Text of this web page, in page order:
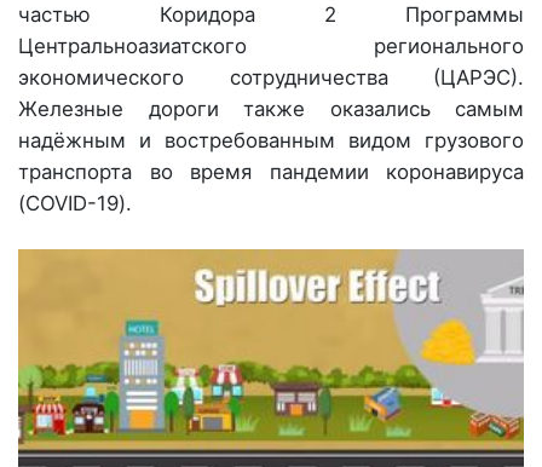
частью Коридора 2 Программы
Центральноазиатского регионального
экономического сотрудничества (ЦАРЭС).
Железные дороги также оказались самым
надёжным и востребованным видом грузового
транспорта во время пандемии коронавируса
(COVID-19).